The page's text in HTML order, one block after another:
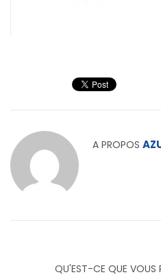
A PROPOS
QU'EST-CE QUE VOUS